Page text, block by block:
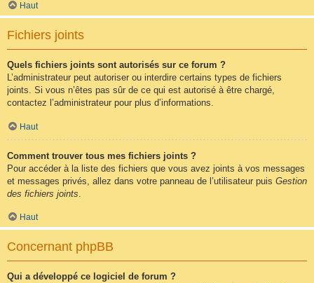
Haut
Fichiers joints
Quels fichiers joints sont autorisés sur ce forum ?
L’administrateur peut autoriser ou interdire certains types de fichiers
joints. Si vous n’êtes pas sûr de ce qui est autorisé à être chargé,
contactez l’administrateur pour plus d’informations.
Haut
Comment trouver tous mes fichiers joints ?
Pour accéder à la liste des fichiers que vous avez joints à vos messages
et messages privés, allez dans votre panneau de l’utilisateur puis Gestion
des fichiers joints
Haut
Concernant phpBB
Qui a développé ce logiciel de forum ?